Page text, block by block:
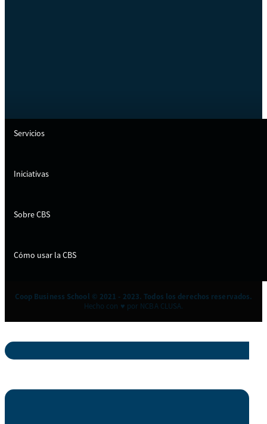
Servicios
Iniciativas
Sobre CBS
Cómo usar la CBS
Coop Business School © 2021 - 2023. Todos los derechos reservados.
Hecho con ♥ por NCBA CLUSA.